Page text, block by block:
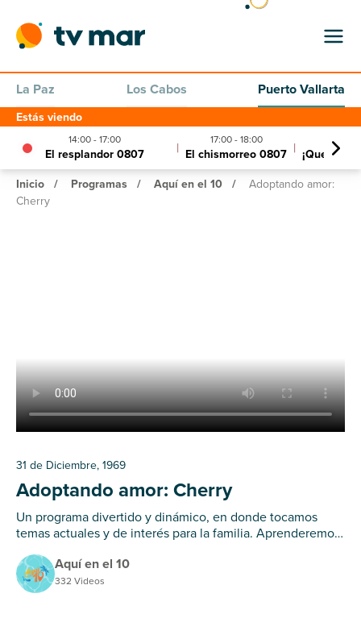
La Paz Los Cabos Puerto Vallarta
Estás viendo
14:00 - 17:00
El resplandor 0807 | 17:00 - 18:00
El chismorreo 0807 | 18:00 -
¡Que siga
Inicio / Programas / Aquí en el 10 /
Adoptando amor:
Cherry
31 de Diciembre, 1969
Adoptando amor: Cherry
Un programa divertido y dinámico, en donde tocamos
temas actuales y de interés para la familia. Aprenderemos
Aquí en el 10
332 Videos